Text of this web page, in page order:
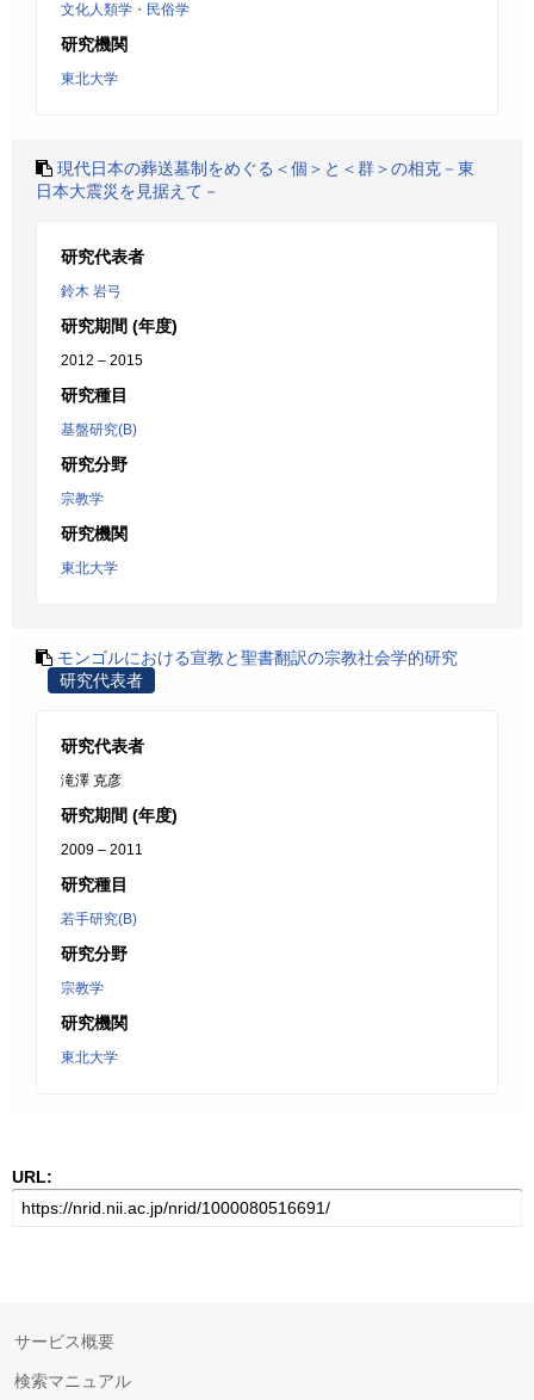
文化人類学・民俗学
研究機関
東北大学
現代日本の葬送墓制をめぐる＜個＞と＜群＞の相克－東
日本大震災を見据えて－
研究代表者
鈴木 岩弓
研究期間 (年度)
2012 – 2015
研究種目
基盤研究(B)
研究分野
宗教学
研究機関
東北大学
モンゴルにおける宣教と聖書翻訳の宗教社会学的研究
研究代表者
研究代表者
滝澤 克彦
研究期間 (年度)
2009 – 2011
研究種目
若手研究(B)
研究分野
宗教学
研究機関
東北大学
URL:
サービス概要
検索マニュアル